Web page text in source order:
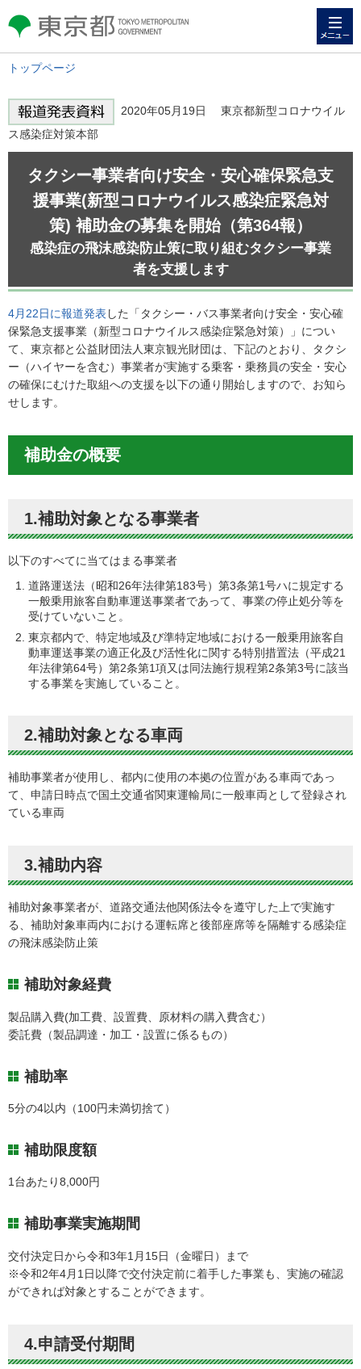
東京都 TOKYO METROPOLITAN
GOVERNMENT
トップページ
2020年05月19日 東京都新型コロナウイル
ス感染症対策本部
タクシー事業者向け安全・安心確保緊急支
援事業(新型コロナウイルス感染症緊急対
策) 補助金の募集を開始（第364報）
感染症の飛沫感染防止策に取り組むタクシー事業
者を支援します
4月22日に報道発表 した「タクシー・バス事業者向け安全・安心確
保緊急支援事業（新型コロナウイルス感染症緊急対策）」につい
て、東京都と公益財団法人東京観光財団は、下記のとおり、タクシ
ー（ハイヤーを含む）事業者が実施する乗客・乗務員の安全・安心
の確保にむけた取組への支援を以下の通り開始しますので、お知ら
せします。
補助金の概要
1.補助対象となる事業者
以下のすべてに当てはまる事業者
道路運送法（昭和26年法律第183号）第3条第1号ハに規定する
一般乗用旅客自動車運送事業者であって、事業の停止処分等を
受けていないこと。
東京都内で、特定地域及び準特定地域における一般乗用旅客自
動車運送事業の適正化及び活性化に関する特別措置法（平成21
年法律第64号）第2条第1項又は同法施行規程第2条第3号に該当
する事業を実施していること。
2.補助対象となる車両
補助事業者が使用し、都内に使用の本拠の位置がある車両であっ
て、申請日時点で国土交通省関東運輸局に一般車両として登録され
ている車両
3.補助内容
補助対象事業者が、道路交通法他関係法令を遵守した上で実施す
る、補助対象車両内における運転席と後部座席等を隔離する感染症
の飛沫感染防止策
補助対象経費
製品購入費(加工費、設置費、原材料の購入費含む）
委託費（製品調達・加工・設置に係るもの）
補助率
5分の4以内（100円未満切捨て）
補助限度額
1台あたり8,000円
補助事業実施期間
交付決定日から令和3年1月15日（金曜日）まで
※令和2年4月1日以降で交付決定前に着手した事業も、実施の確認
ができれば対象とすることができます。
4.申請受付期間